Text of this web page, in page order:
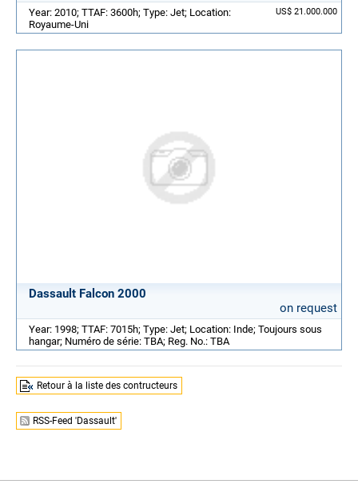
US$ 21.000.000
Year: 2010; TTAF: 3600h; Type: Jet; Location:
Royaume-Uni
Dassault Falcon 2000
on request
Year: 1998; TTAF: 7015h; Type: Jet; Location: Inde; Toujours sous
hangar; Numéro de série: TBA; Reg. No.: TBA
Retour à la liste des contructeurs
RSS-Feed 'Dassault'